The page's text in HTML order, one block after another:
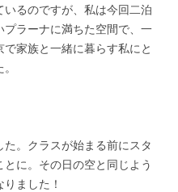
るのですが、私は今回二泊
ラーナに満ちた空間で、一
家族と一緒に暮らす私にと
。クラスが始まる前にスタ
に。その日の空と同じよう
ました！